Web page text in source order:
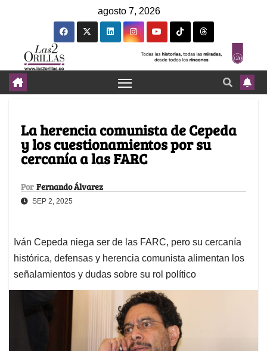
agosto 7, 2026
La herencia comunista de Cepeda
y los cuestionamientos por su
cercanía a las FARC
Por Fernando Álvarez
SEP 2, 2025
Iván Cepeda niega ser de las FARC, pero su cercanía
histórica, defensas y herencia comunista alimentan los
señalamientos y dudas sobre su rol político